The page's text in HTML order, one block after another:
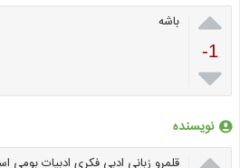

-1

باشه
نویسنده
قلمرو زبانی ادبی فکری ادبیات بومی